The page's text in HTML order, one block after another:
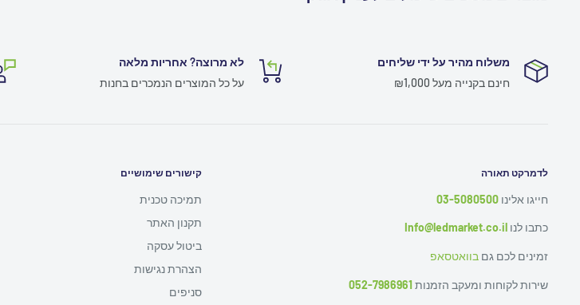
משלוח מהיר על ידי שליחים
חינם בקנייה מעל ₪1,000
לא מרוצה? אחריות מלאה
על כל המוצרים הנמכרים בחנות
לדמרקט תאורה
חייגו אלינו 03-5080500
כתבו לנו Info@ledmarket.co.il
זמינים לכם גם בוואטסאפ
שירות לקוחות ומעקב הזמנות052-7986961
קישורים שימושיים
תמיכה טכנית
תקנון האתר
ביטול עסקה
הצהרת נגישות
סניפים